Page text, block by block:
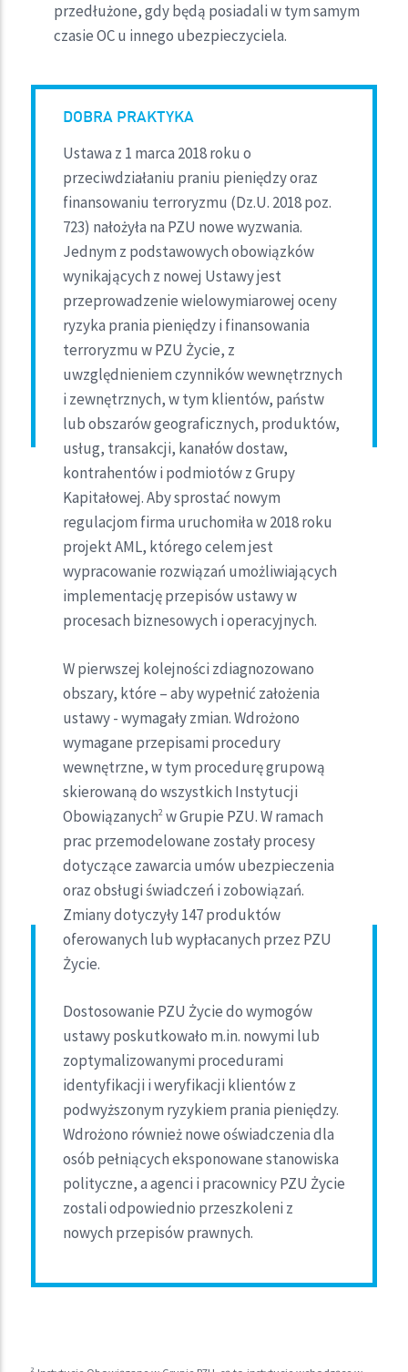
przedłużone, gdy będą posiadali w tym samym
czasie OC u innego ubezpieczyciela.
DOBRA PRAKTYKA
Ustawa z 1 marca 2018 roku o
przeciwdziałaniu praniu pieniędzy oraz
finansowaniu terroryzmu (Dz.U. 2018 poz.
723) nałożyła na PZU nowe wyzwania.
Jednym z podstawowych obowiązków
wynikających z nowej Ustawy jest
przeprowadzenie wielowymiarowej oceny
ryzyka prania pieniędzy i finansowania
terroryzmu w PZU Życie, z
uwzględnieniem czynników wewnętrznych
i zewnętrznych, w tym klientów, państw
lub obszarów geograficznych, produktów,
usług, transakcji, kanałów dostaw,
kontrahentów i podmiotów z Grupy
Kapitałowej. Aby sprostać nowym
regulacjom firma uruchomiła w 2018 roku
projekt AML, którego celem jest
wypracowanie rozwiązań umożliwiających
implementację przepisów ustawy w
procesach biznesowych i operacyjnych.
W pierwszej kolejności zdiagnozowano
obszary, które – aby wypełnić założenia
ustawy - wymagały zmian. Wdrożono
wymagane przepisami procedury
wewnętrzne, w tym procedurę grupową
skierowaną do wszystkich Instytucji
Obowiązanych2w Grupie PZU. W ramach
prac przemodelowane zostały procesy
dotyczące zawarcia umów ubezpieczenia
oraz obsługi świadczeń i zobowiązań.
Zmiany dotyczyły 147 produktów
oferowanych lub wypłacanych przez PZU
Życie.
Dostosowanie PZU Życie do wymogów
ustawy poskutkowało m.in. nowymi lub
zoptymalizowanymi procedurami
identyfikacji i weryfikacji klientów z
podwyższonym ryzykiem prania pieniędzy.
Wdrożono również nowe oświadczenia dla
osób pełniących eksponowane stanowiska
polityczne, a agenci i pracownicy PZU Życie
zostali odpowiednio przeszkoleni z
nowych przepisów prawnych.
2